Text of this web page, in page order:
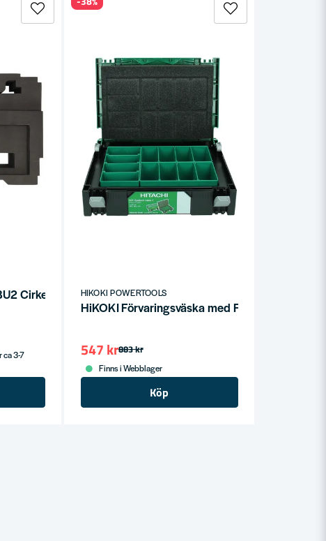
Cirkelsåg HSC-4
ca 3-7
HIKOKI POWERTOOLS
HiKOKI Förvaringsväska med Fack HSC1
883 kr
547 kr
Finns i Webblager
Köp